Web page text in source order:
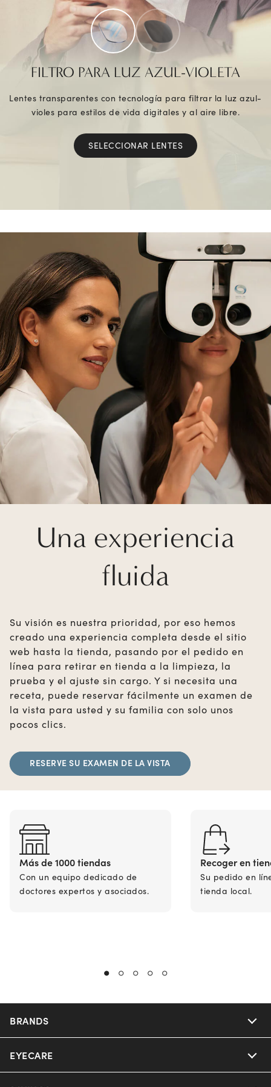
FILTRO PARA LUZ AZUL-VIOLETA
Lentes transparentes con tecnología para filtrar la luz azul-
violes para estilos de vida digitales y al aire libre.
SELECCIONAR LENTES
Una experiencia
fluida
Su visión es nuestra prioridad, por eso hemos
creado una experiencia completa desde el sitio
web hasta la tienda, pasando por el pedido en
línea para retirar en tienda a la limpieza, la
prueba y el ajuste sin cargo. Y si necesita una
receta, puede reservar fácilmente un examen de
la vista para usted y su familia con solo unos
pocos clics.
RESERVE SU EXAMEN DE LA VISTA
Más de 1000 tiendas
Con un equipo dedicado de
doctores expertos y asociados.
Recoger en
Su pedido en
tienda local.
BRANDS
Nuance Audio
EYECARE